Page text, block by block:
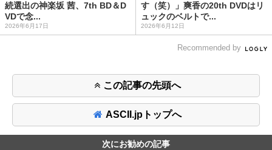
続選出の神楽坂 茜、7th BD＆D
VDで念...
2026年6月17日
す（笑）」爽香の20th DVDはリ
ュックのベルトで...
2026年6月12日
Recommended by
この記事の先頭へ
ASCII.jpトップへ
次にお勧めの記事